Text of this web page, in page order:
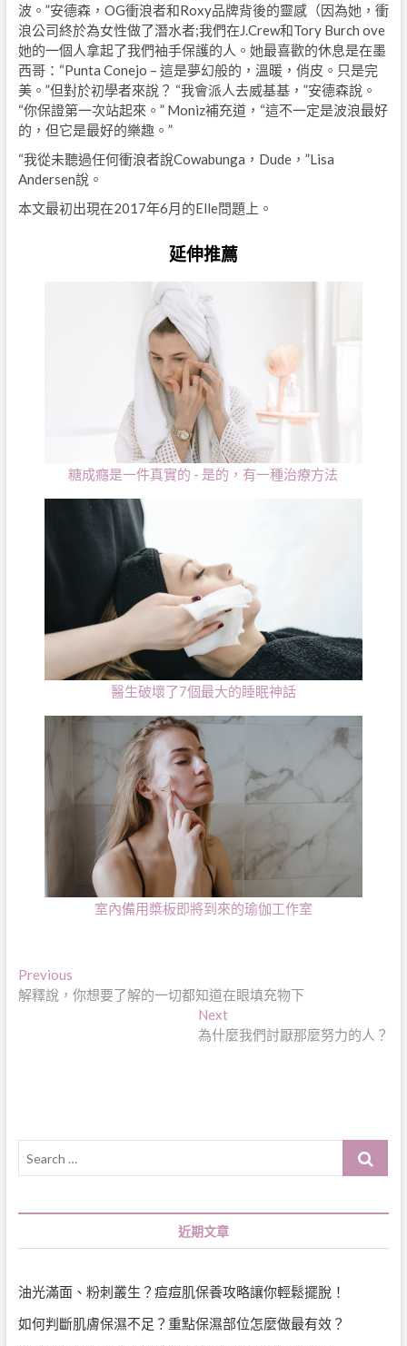
波。”安德森，OG衝浪者和Roxy品牌背後的靈感（因為她，衝
浪公司終於為女性做了潛水者;我們在J.Crew和Tory Burch ove
她的一個人拿起了我們袖手保護的人。她最喜歡的休息是在墨
西哥：“Punta Conejo – 這是夢幻般的，溫暖，俏皮。只是完
美。”但對於初學者來說？ “我會派人去威基基，”安德森說。
“你保證第一次站起來。” Moniz補充道，“這不一定是波浪最好
的，但它是最好的樂趣。”
“我從未聽過任何衝浪者說Cowabunga，Dude，”Lisa
Andersen說。
本文最初出現在2017年6月的Elle問題上。
延伸推薦
糖成癮是一件真實的 - 是的，有一種治療方法
醫生破壞了7個最大的睡眠神話
室內備用槳板即將到來的瑜伽工作室
文
章
PreviousPrevious
post:
解釋說，你想要了解的一切都知道在眼填充物下
NextNext
post:
為什麼我們討厭那麼努力的人？
Search
近期文章
油光滿面、粉刺叢生？痘痘肌保養攻略讓你輕鬆擺脫！
如何判斷肌膚保濕不足？重點保濕部位怎麼做最有效？